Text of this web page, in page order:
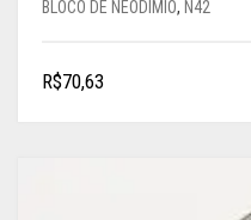
BLOCO DE NEODÍMIO, N42
R$70,63